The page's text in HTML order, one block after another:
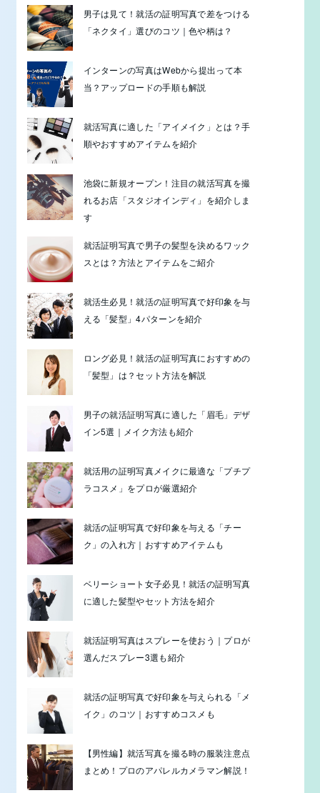
男子は見て！就活の証明写真で差をつける
「ネクタイ」選びのコツ｜色や柄は？
インターンの写真はWebから提出って本
当？アップロードの手順も解説
就活写真に適した「アイメイク」とは？手
順やおすすめアイテムを紹介
池袋に新規オープン！注目の就活写真を撮
れるお店「スタジオインディ」を紹介しま
す
就活証明写真で男子の髪型を決めるワック
スとは？方法とアイテムをご紹介
就活生必見！就活の証明写真で好印象を与
える「髪型」4パターンを紹介
ロング必見！就活の証明写真におすすめの
「髪型」は？セット方法を解説
男子の就活証明写真に適した「眉毛」デザ
イン5選｜メイク方法も紹介
就活用の証明写真メイクに最適な「プチプ
ラコスメ」をプロが厳選紹介
就活の証明写真で好印象を与える「チー
ク」の入れ方｜おすすめアイテムも
ベリーショート女子必見！就活の証明写真
に適した髪型やセット方法を紹介
就活証明写真はスプレーを使おう｜プロが
選んだスプレー3選も紹介
就活の証明写真で好印象を与えられる「メ
イク」のコツ｜おすすめコスメも
【男性編】就活写真を撮る時の服装注意点
まとめ！プロのアパレルカメラマン解説！